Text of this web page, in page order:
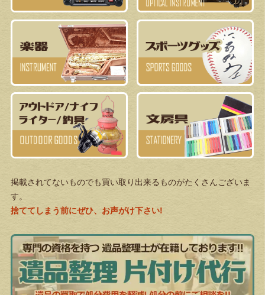
掲載されてないものでも買い取り出来るものがたくさんございま
す。
捨ててしまう前にぜひ、お声がけ下さい!